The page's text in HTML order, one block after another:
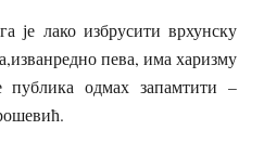
је лако избрусити врхунску
пева, има харизму
одмах запамтити –